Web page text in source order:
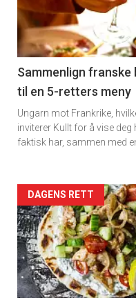
nå
-
5
Sammenlign franske
til en 5-retters meny
Ungarn mot Frankrike,
inviterer Kullt for å vise
faktisk har, sammen med
Forsiden
akkurat
nå
-
DAGENS RETT